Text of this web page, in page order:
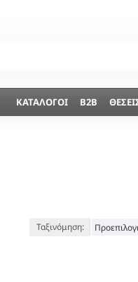
ΚΑΤΆΛΟΓΟΙ B2B
Ταξινόμηση: